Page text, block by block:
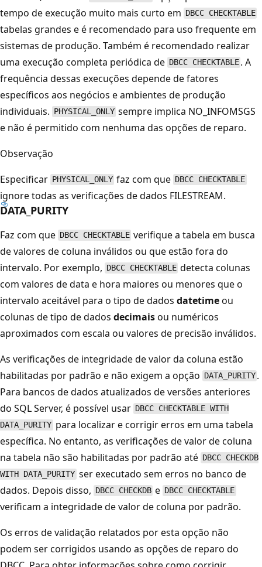
tempo de execução muito mais curto em DBCC CHECKTABLE
tabelas grandes e é recomendado para uso frequente em
sistemas de produção. Também é recomendado realizar
uma execução completa periódica de DBCC CHECKTABLE . A
frequência dessas execuções depende de fatores
específicos aos negócios e ambientes de produção
individuais. PHYSICAL_ONLY sempre implica NO_INFOMSGS
e não é permitido com nenhuma das opções de reparo.
Observação
Especificar PHYSICAL_ONLY faz com que DBCC CHECKTABLE
ignore todas as verificações de dados FILESTREAM.
DATA_PURITY
Faz com que DBCC CHECKTABLE verifique a tabela em busca
de valores de coluna inválidos ou que estão fora do
intervalo. Por exemplo, DBCC CHECKTABLE detecta colunas
com valores de data e hora maiores ou menores que o
intervalo aceitável para o tipo de dados datetimeou
colunas de tipo de dados decimaisou numéricos
aproximados com escala ou valores de precisão inválidos.
As verificações de integridade de valor da coluna estão
habilitadas por padrão e não exigem a opção DATA_PURITY .
Para bancos de dados atualizados de versões anteriores
do SQL Server, é possível usar DBCC CHECKTABLE WITH
DATA_PURITY para localizar e corrigir erros em uma tabela
específica. No entanto, as verificações de valor de coluna
na tabela não são habilitadas por padrão até DBCC CHECKDB
WITH DATA_PURITY ser executado sem erros no banco de
dados. Depois disso, DBCC CHECKDB e DBCC CHECKTABLE
verificam a integridade de valor de coluna por padrão.
Os erros de validação relatados por esta opção não
podem ser corrigidos usando as opções de reparo do